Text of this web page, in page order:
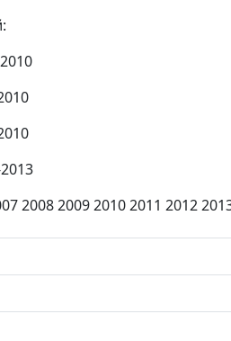
2008 2009 2010 2011 2012